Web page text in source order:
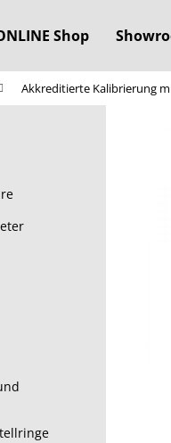
Shop
Akkreditierte Kalibrierung